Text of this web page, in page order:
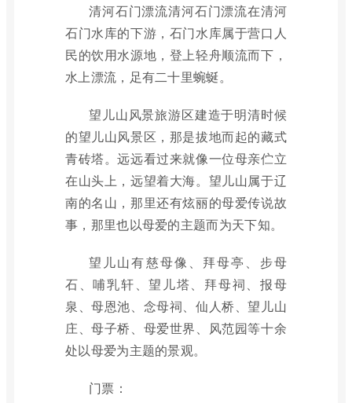
清河石门漂流清河石门漂流在清河
石门水库的下游，石门水库属于营口人
民的饮用水源地，登上轻舟顺流而下，
水上漂流，足有二十里蜿蜒。
望儿山风景旅游区建造于明清时候
的望儿山风景区，那是拔地而起的藏式
青砖塔。远远看过来就像一位母亲伫立
在山头上，远望着大海。望儿山属于辽
南的名山，那里还有炫丽的母爱传说故
事，那里也以母爱的主题而为天下知。
望儿山有慈母像、拜母亭、步母
石、哺乳轩、望儿塔、拜母祠、报母
泉、母恩池、念母祠、仙人桥、望儿山
庄、母子桥、母爱世界、风范园等十余
处以母爱为主题的景观。
门票：